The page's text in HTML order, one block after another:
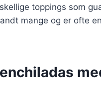
toppings som
mange og er ofte